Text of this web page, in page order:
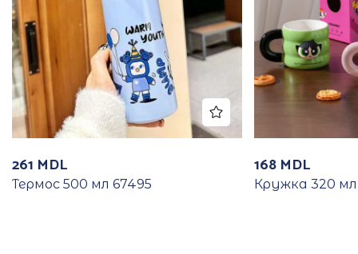
261 MDL
Термос 500 мл 67495
168 MDL
Кружка 320 мл